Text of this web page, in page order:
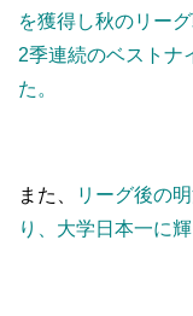
を獲得し秋のリー
2季連続のベストナ
た。
また、
リーグ後の
り、大学日本一に輝